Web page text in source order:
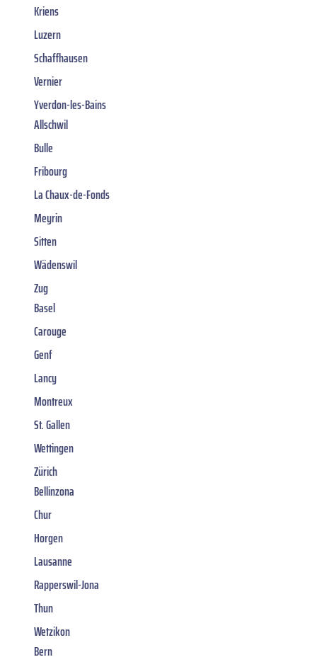
Kriens
Luzern
Schaffhausen
Vernier
Yverdon-les-Bains
Allschwil
Bulle
Fribourg
La Chaux-de-Fonds
Meyrin
Sitten
Wädenswil
Zug
Basel
Carouge
Genf
Lancy
Montreux
St. Gallen
Wettingen
Zürich
Bellinzona
Chur
Horgen
Lausanne
Rapperswil-Jona
Thun
Wetzikon
Bern